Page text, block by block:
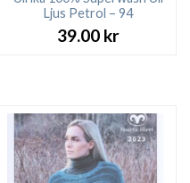
Ljus Petrol – 94
39.00 kr